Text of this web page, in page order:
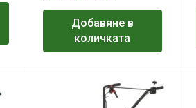
Добавяне в
количката